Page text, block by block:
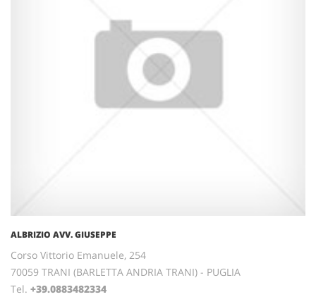
ALBRIZIO AVV. GIUSEPPE
Corso Vittorio Emanuele, 254
70059 TRANI (BARLETTA ANDRIA TRANI) - PUGLIA
Tel. +39.0883482334